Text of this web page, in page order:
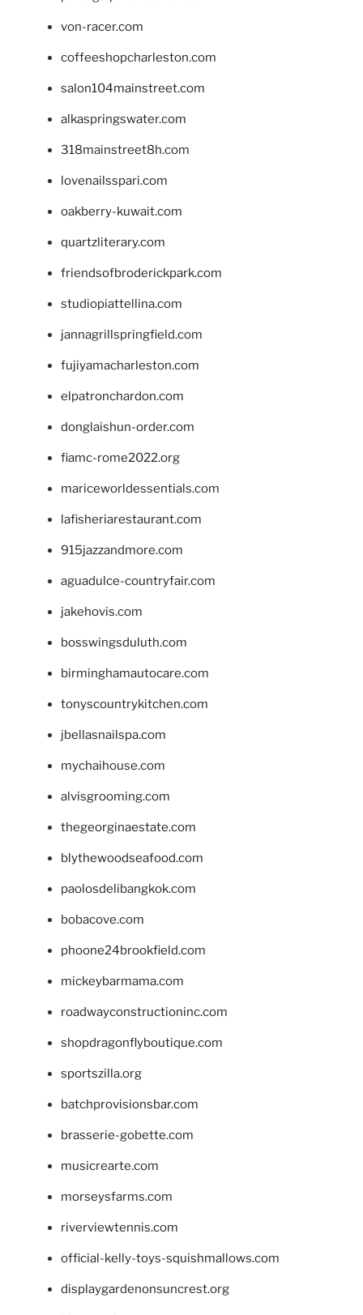
von-racer.com
coffeeshopcharleston.com
salon104mainstreet.com
alkaspringswater.com
318mainstreet8h.com
lovenailsspari.com
oakberry-kuwait.com
quartzliterary.com
friendsofbroderickpark.com
studiopiattellina.com
jannagrillspringfield.com
fujiyamacharleston.com
elpatronchardon.com
donglaishun-order.com
fiamc-rome2022.org
mariceworldessentials.com
lafisheriarestaurant.com
915jazzandmore.com
aguadulce-countryfair.com
jakehovis.com
bosswingsduluth.com
birminghamautocare.com
tonyscountrykitchen.com
jbellasnailspa.com
mychaihouse.com
alvisgrooming.com
thegeorginaestate.com
blythewoodseafood.com
paolosdelibangkok.com
bobacove.com
phoone24brookfield.com
mickeybarmama.com
roadwayconstructioninc.com
shopdragonflyboutique.com
sportszilla.org
batchprovisionsbar.com
brasserie-gobette.com
musicrearte.com
morseysfarms.com
riverviewtennis.com
official-kelly-toys-squishmallows.com
displaygardenonsuncrest.org